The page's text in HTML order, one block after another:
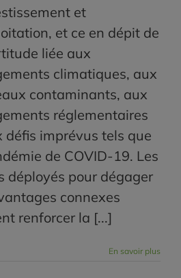
et
et ce en dépit de
liée aux
climatiques, aux
contaminants, aux
réglementaires
défis imprévus tels que
de COVID-19. Les
déployés pour dégager
connexes
renforcer la [...]
En savoir plus